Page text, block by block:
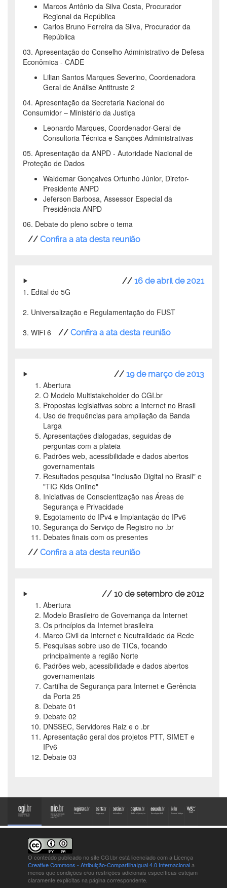
Marcos Antônio da Silva Costa, Procurador
Regional da República
Carlos Bruno Ferreira da Silva, Procurador da
República
03. Apresentação do Conselho Administrativo de Defesa
Econômica - CADE
Lilian Santos Marques Severino, Coordenadora
Geral de Análise Antitruste 2
04. Apresentação da Secretaria Nacional do
Consumidor – Ministério da Justiça
Leonardo Marques, Coordenador-Geral de
Consultoria Técnica e Sanções Administrativas
05. Apresentação da ANPD - Autoridade Nacional de
Proteção de Dados
Waldemar Gonçalves Ortunho Júnior, Diretor-
Presidente ANPD
Jeferson Barbosa, Assessor Especial da
Presidência ANPD
06. Debate do pleno sobre o tema
// Confira a ata desta reunião
// 16 de abril de 2021
1. Edital do 5G
2. Universalização e Regulamentação do FUST
3. WiFi 6
// Confira a ata desta reunião
// 19 de março de 2013
Abertura
O Modelo Multistakeholder do CGI.br
Propostas legislativas sobre a Internet no Brasil
Uso de frequências para ampliação da Banda
Larga
Apresentações dialogadas, seguidas de
perguntas com a plateia
Padrões web, acessibilidade e dados abertos
governamentais
Resultados pesquisa "Inclusão Digital no Brasil" e
"TIC Kids Online"
Iniciativas de Conscientização nas Áreas de
Segurança e Privacidade
Esgotamento do IPv4 e Implantação do IPv6
Segurança do Serviço de Registro no .br
Debates finais com os presentes
// Confira a ata desta reunião
// 10 de setembro de 2012
Abertura
Modelo Brasileiro de Governança da Internet
Os princípios da Internet brasileira
Marco Civil da Internet e Neutralidade da Rede
Pesquisas sobre uso de TICs, focando
principalmente a região Norte
Padrões web, acessibilidade e dados abertos
governamentais
Cartilha de Segurança para Internet e Gerência
da Porta 25
Debate 01
Debate 02
DNSSEC, Servidores Raiz e o .br
Apresentação geral dos projetos PTT, SIMET e
IPv6
Debate 03
O conteúdo publicado no site CGI.br está licenciado com a Licença
Creative Commons - Atribuição-CompartilhaIgual 4.0 Internacionala
menos que condições e/ou restrições adicionais específicas estejam
claramente explícitas na página correspondente.